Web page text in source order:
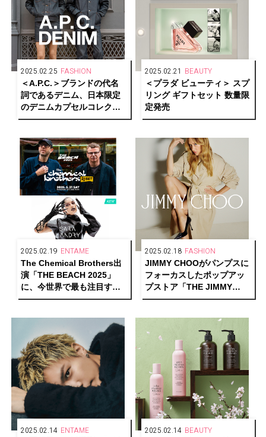
2025.02.25 FASHION
＜A.P.C.＞ブランドの代名
詞であるデニム、日本限定
のデニムカプセルコレクシ
ョン発売
2025.02.21 BEAUTY
＜プラダ ビューティ＞ スプ
リング ギフトセット 数量限
定発売
2025.02.19 ENTAME
The Chemical Brothers出
演「THE BEACH 2025」
に、今世界で最も注目すべ
きテクノアーティストSara
2025.02.18 FASHION
JIMMY CHOOがパンプスに
フォーカスしたポップアッ
プストア「THE JIMMY
CHOO DROP HEEL」を伊
2025.02.14 ENTAME 2025.02.14 BEAUTY